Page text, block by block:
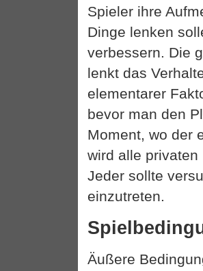
Spieler ihre
Dinge lenken
verbessern. Die
lenkt das
elementarer
bevor man den
Moment, wo der
wird alle
Jeder sollte
einzutreten.
Äußere